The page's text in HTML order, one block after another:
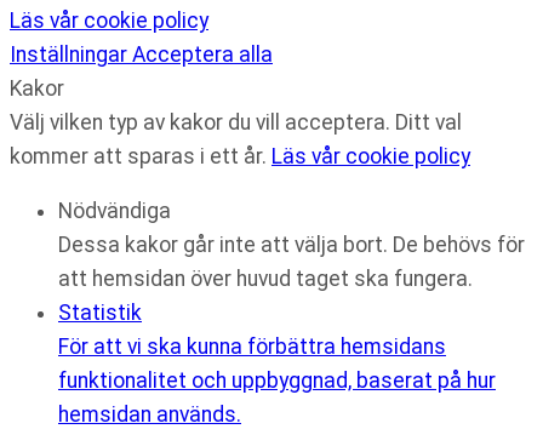
Läs vår cookie policy
Inställningar Acceptera alla
Kakor
Välj vilken typ av kakor du vill acceptera. Ditt val
kommer att sparas i ett år. Läs vår cookie policy
Nödvändiga
Dessa kakor går inte att välja bort. De behövs för
att hemsidan över huvud taget ska fungera.
Statistik
För att vi ska kunna förbättra hemsidans
funktionalitet och uppbyggnad, baserat på hur
hemsidan används.